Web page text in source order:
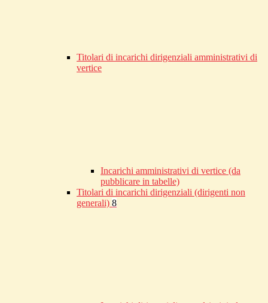
Titolari di incarichi dirigenziali amministrativi di
vertice
Incarichi amministrativi di vertice (da
pubblicare in tabelle)
Titolari di incarichi dirigenziali (dirigenti non
generali) 8